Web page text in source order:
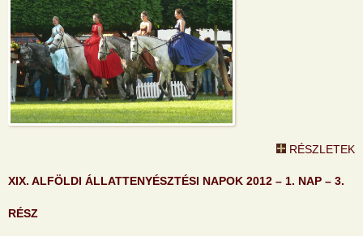
RÉSZLETEK
XIX. ALFÖLDI ÁLLATTENYÉSZTÉSI NAPOK 2012 – 1. NAP – 3.
RÉSZ